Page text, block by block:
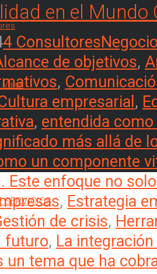
Valor
SERVICIOS
en el Mundo
4 Consultores
de objetivos,
,
empresarial ,
, entendida
más allá de
un componente
Este enfoque no
, Estrategia
de crisis,
futuro, La
un tema que ha